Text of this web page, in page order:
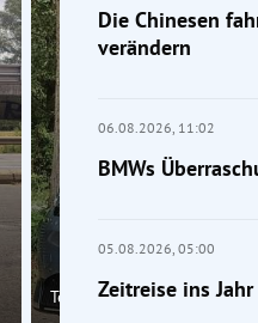
Tests
Die Chinesen
verändern
06.08.2026, 11:02
BMWs
05.08.2026, 05:00
Zeitreise ins